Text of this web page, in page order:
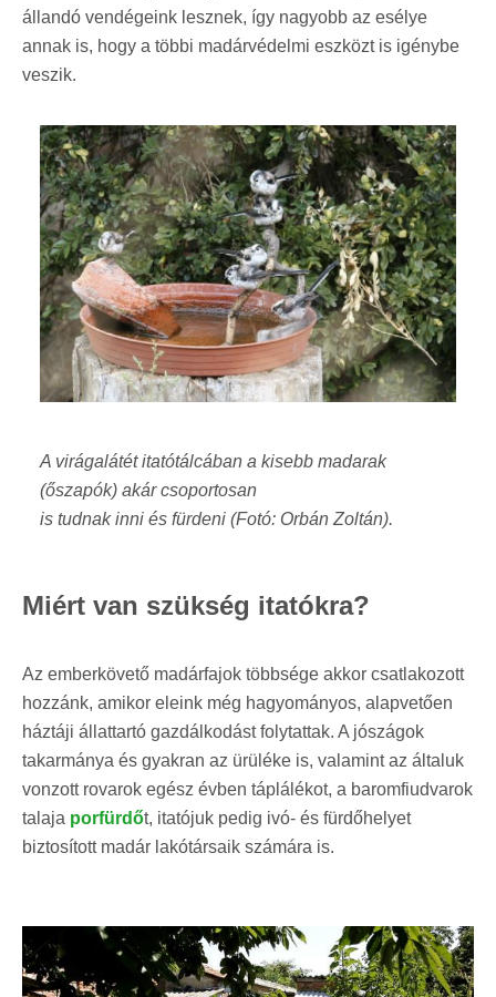
állandó vendégeink lesznek, így nagyobb az esélye
annak is, hogy a többi madárvédelmi eszközt is igénybe
veszik.
A virágalátét itatótálcában a kisebb madarak
(őszapók) akár csoportosan
is tudnak inni és fürdeni (Fotó: Orbán Zoltán).
Miért van szükség itatókra?
Az emberkövető madárfajok többsége akkor csatlakozott
hozzánk, amikor eleink még hagyományos, alapvetően
háztáji állattartó gazdálkodást folytattak. A jószágok
takarmánya és gyakran az ürüléke is, valamint az általuk
vonzott rovarok egész évben táplálékot, a baromfiudvarok
talaja porfürdőt, itatójuk pedig ivó- és fürdőhelyet
biztosított madár lakótársaik számára is.